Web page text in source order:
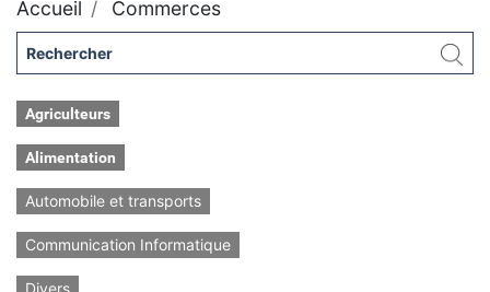
Accueil Commerces
Agriculteurs
Alimentation
Automobile et transports
Communication Informatique
Divers